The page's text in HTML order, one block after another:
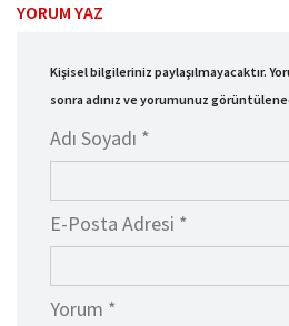
YORUM YAZ
Kişisel bilgileriniz paylaşılmayacaktır.
sonra adınız ve yorumunuz
Adı Soyadı *
E-Posta Adresi *
Yorum *